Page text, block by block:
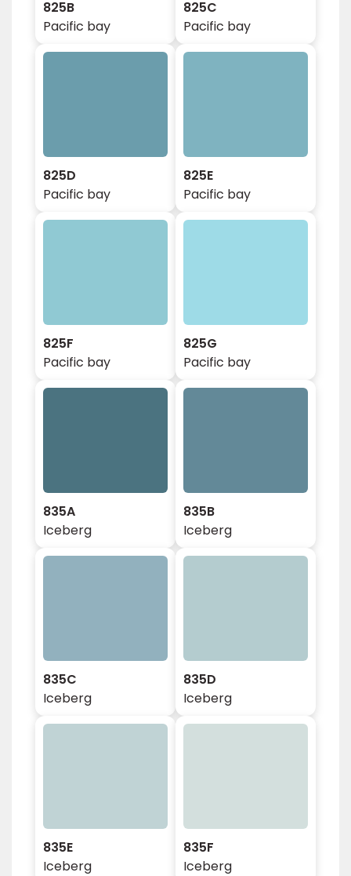
825B
Pacific bay
825C
Pacific bay
825D
Pacific bay
825E
Pacific bay
825F
Pacific bay
825G
Pacific bay
835A
Iceberg
835B
Iceberg
835C
Iceberg
835D
Iceberg
835E
Iceberg
835F
Iceberg